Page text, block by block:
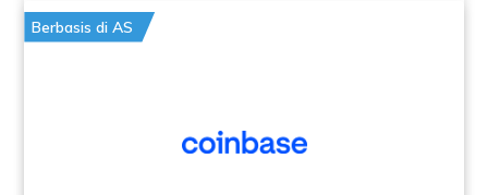
Berbasis di AS